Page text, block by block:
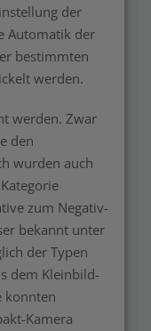
der
Automatik der
bestimmten
werden.
werden. Zwar
den
wurden auch
zum Negativ-
bekannt unter
der Typen
dem Kleinbild-
konnten
Kamera